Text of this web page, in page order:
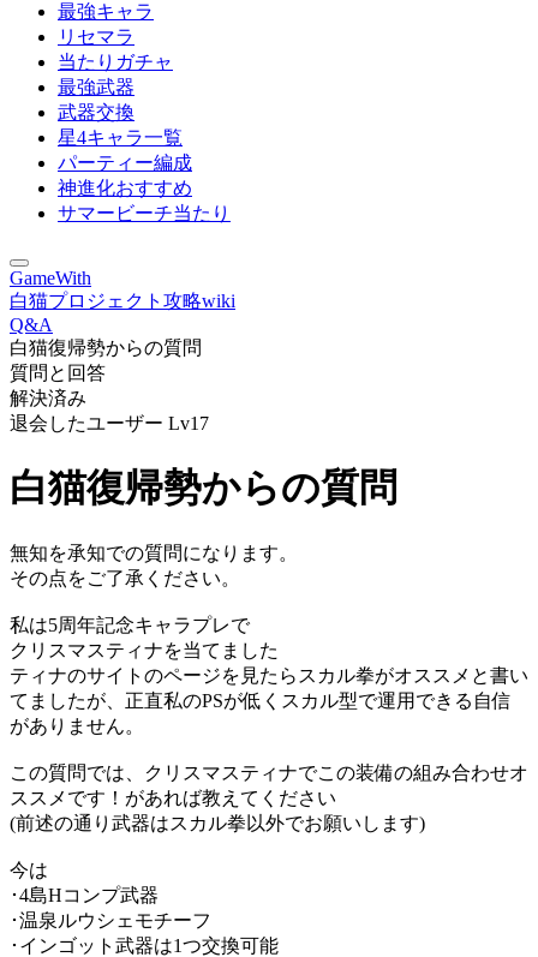
最強キャラ
リセマラ
当たりガチャ
最強武器
武器交換
星4キャラ一覧
パーティー編成
神進化おすすめ
サマービーチ当たり
GameWith
白猫プロジェクト攻略wiki
Q&A
白猫復帰勢からの質問
質問と回答
解決済み
退会したユーザー Lv17
白猫復帰勢からの質問
無知を承知での質問になります。
その点をご了承ください。
私は5周年記念キャラプレで
クリスマスティナを当てました
ティナのサイトのページを見たらスカル拳がオススメと書い
てましたが、正直私のPSが低くスカル型で運用できる自信
がありません。
この質問では、クリスマスティナでこの装備の組み合わせオ
ススメです！があれば教えてください
(前述の通り武器はスカル拳以外でお願いします)
今は
･4島Hコンプ武器
･温泉ルウシェモチーフ
･インゴット武器は1つ交換可能